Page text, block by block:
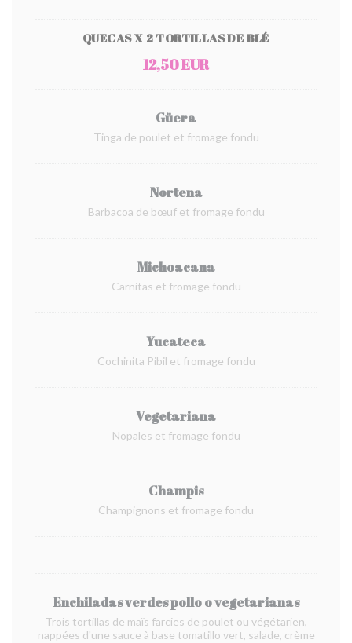
QUECAS X 2 TORTILLAS DE BLÉ
12,50 EUR
Güera
Tinga de poulet et fromage fondu
Nortena
Barbacoa de bœuf et fromage fondu
Michoacana
Carnitas et fromage fondu
Yucateca
Cochinita Pibil et fromage fondu
Vegetariana
Nopales et fromage fondu
Champis
Champignons et fromage fondu
Enchiladas verdes pollo o vegetarianas
Trois tortillas de maïs farcies de poulet ou végétarien,
nappées d'une sauce à base tomatillo vert, salade, crème